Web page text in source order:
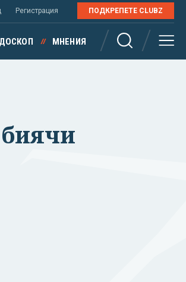
Регистрация ПОДКРЕПЕТЕ CLUBZ
МНЕНИЯ